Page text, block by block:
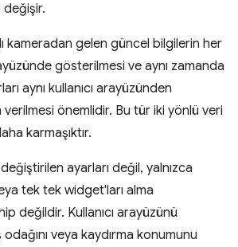
değişir.
kameradan gelen güncel bilgilerin her
gösterilmesi ve aynı zamanda
aynı kullanıcı arayüzünden
önemlidir. Bu tür iki yönlü veri
karmaşıktır.
ayarları değil, yalnızca
tek tek widget'ları alma
değildir. Kullanıcı arayüzünü
veya kaydırma konumunu